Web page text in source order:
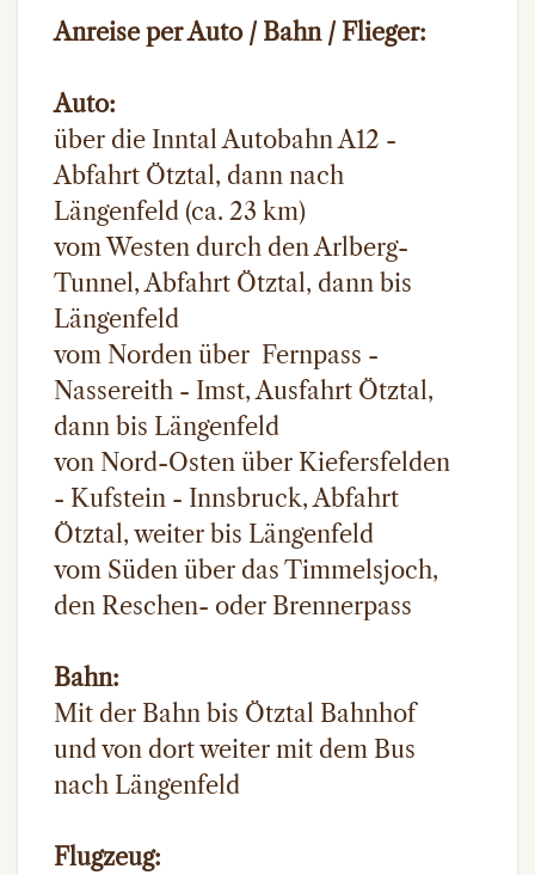
Anreise per Auto / Bahn / Flieger:
Auto:
über die Inntal Autobahn A12 -
Abfahrt Ötztal, dann nach
Längenfeld (ca. 23 km)
vom Westen durch den Arlberg-
Tunnel, Abfahrt Ötztal, dann bis
Längenfeld
vom Norden über Fernpass -
Nassereith - Imst, Ausfahrt Ötztal,
dann bis Längenfeld
von Nord-Osten über Kiefersfelden
- Kufstein - Innsbruck, Abfahrt
Ötztal, weiter bis Längenfeld
vom Süden über das Timmelsjoch,
den Reschen- oder Brennerpass
Bahn:
Mit der Bahn bis Ötztal Bahnhof
und von dort weiter mit dem Bus
nach Längenfeld
Flugzeug: